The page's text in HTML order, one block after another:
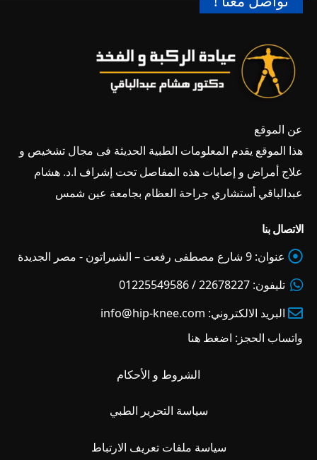
عن الموقع
هذا الموقع يقدم المعلومات الطبية الحديثة فى مجال تشخيص و
علاج أمراض و إصابات هذه المفاصل تحت إشراف ا.د. هشام
عبدالباقي أستشاري جراحة العظام بجامعة عين شمس
الاتصال بنا
عنوان: 9 شارع مصطفى رفعت – الشيراتون - مصر الجديدة
تليفون: 22678227 / 01225549586
البريد الالكتروني: info@hip-knee.com
واتساب الحجز: اضغط هنا
الشروط و الأحكام
سياسة التحرير الطبي
سياسة ملفات تعريف الارتباط